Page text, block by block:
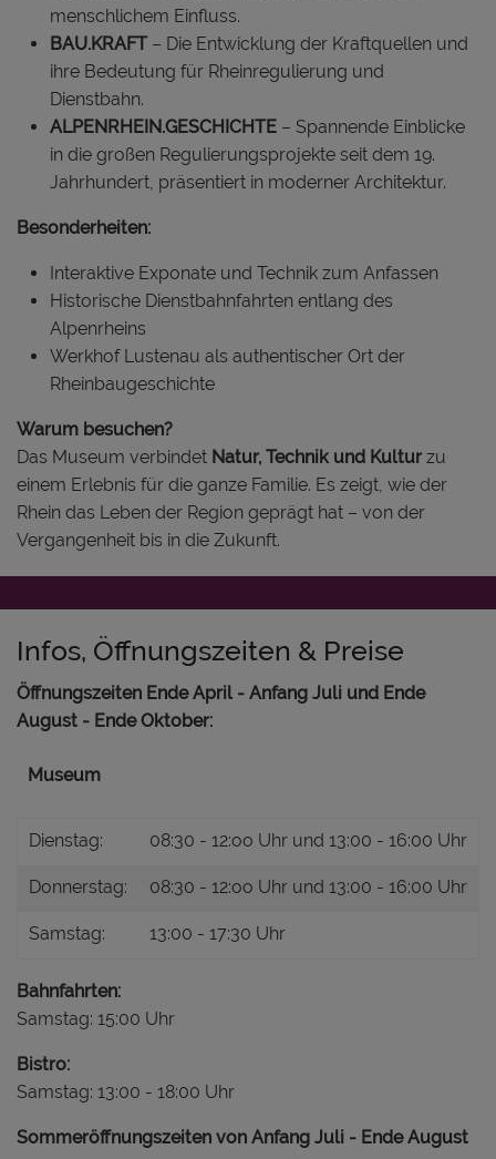
menschlichem Einfluss.
BAU.KRAFT – Die Entwicklung der Kraftquellen und
ihre Bedeutung für Rheinregulierung und
Dienstbahn.
ALPENRHEIN.GESCHICHTE – Spannende Einblicke
in die großen Regulierungsprojekte seit dem 19.
Jahrhundert, präsentiert in moderner Architektur.
Besonderheiten:
Interaktive Exponate und Technik zum Anfassen
Historische Dienstbahnfahrten entlang des
Alpenrheins
Werkhof Lustenau als authentischer Ort der
Rheinbaugeschichte
Warum besuchen?
Das Museum verbindet Natur, Technik und Kultur zu
einem Erlebnis für die ganze Familie. Es zeigt, wie der
Rhein das Leben der Region geprägt hat – von der
Vergangenheit bis in die Zukunft.
Infos, Öffnungszeiten & Preise
Öffnungszeiten Ende April - Anfang Juli und Ende
August - Ende Oktober:
Museum
Dienstag: 08:30 - 12:oo Uhr und 13:00 - 16:00 Uhr
Donnerstag: 08:30 - 12:oo Uhr und 13:00 - 16:00 Uhr
Samstag: 13:00 - 17:30 Uhr
Bahnfahrten:
Samstag: 15:00 Uhr
Bistro:
Samstag: 13:00 - 18:00 Uhr
Sommeröffnungszeiten von Anfang Juli - Ende August